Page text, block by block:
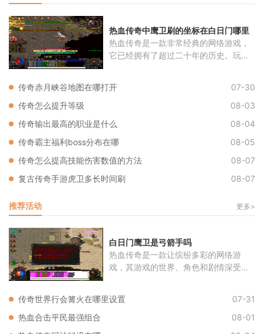
热血传奇中鹰卫刷的坐标在白日门哪里
热血传奇是一款非常经典的网络游戏，
它已经拥有了超过二十年的历史。玩家
传奇赤月峡谷地图在哪打开
07-30
传奇怎么提升等级
08-03
传奇输出最高的职业是什么
08-04
传奇霸主福利boss分布在哪
08-05
传奇怎么提高技能伤害数值的方法
08-07
复古传奇手游虎卫多长时间刷
08-07
推荐活动 更多>
白日门鹰卫是弓箭手吗
热血传奇是一款让缤纷多彩的网络游
戏，其游戏的世界、角色和剧情深受玩
传奇世界行会篝火在哪里设置
07-31
热血合击平民最强组合
08-01